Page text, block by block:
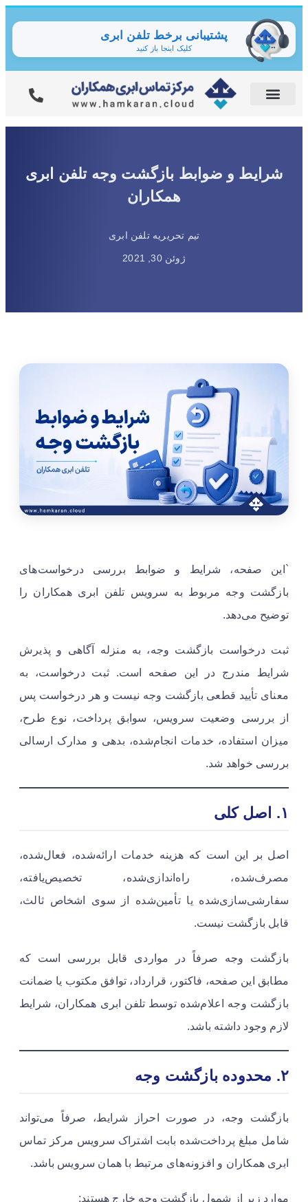
پشتیبانی برخط تلفن ابری
کلیک اینجا باز کنید
شرایط و ضوابط بازگشت وجه تلفن ابری
همکاران
تیم تحریریه تلفن ابری
ژوئن 30, 2021
`این صفحه، شرایط و ضوابط بررسی درخواست‌های
بازگشت وجه مربوط به سرویس تلفن ابری همکاران را
توضیح می‌دهد.
ثبت درخواست بازگشت وجه، به منزله آگاهی و پذیرش
شرایط مندرج در این صفحه است. ثبت درخواست، به
معنای تأیید قطعی بازگشت وجه نیست و هر درخواست پس
از بررسی وضعیت سرویس، سوابق پرداخت، نوع طرح،
میزان استفاده، خدمات انجام‌شده، بدهی و مدارک ارسالی
بررسی خواهد شد.
۱. اصل کلی
اصل بر این است که هزینه خدمات ارائه‌شده، فعال‌شده،
مصرف‌شده، راه‌اندازی‌شده، تخصیص‌یافته،
سفارشی‌سازی‌شده یا تأمین‌شده از سوی اشخاص ثالث،
قابل بازگشت نیست.
بازگشت وجه صرفاً در مواردی قابل بررسی است که
مطابق این صفحه، فاکتور، قرارداد، توافق مکتوب یا ضمانت
بازگشت وجه اعلام‌شده توسط تلفن ابری همکاران، شرایط
لازم وجود داشته باشد.
۲. محدوده بازگشت وجه
بازگشت وجه، در صورت احراز شرایط، صرفاً می‌تواند
شامل مبلغ پرداخت‌شده بابت اشتراک سرویس مرکز تماس
ابری همکاران و افزونه‌های مرتبط با همان سرویس باشد.
موارد زیر از شمول بازگشت وجه خارج هستند: